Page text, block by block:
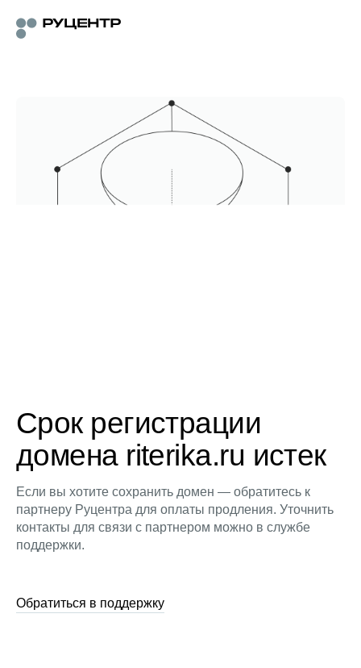
Срок регистрации
домена riterika.ru истек
Если вы хотите сохранить домен — обратитесь к
партнеру Руцентра для оплаты продления. Уточнить
контакты для связи с партнером можно в службе
поддержки.
Обратиться в поддержку